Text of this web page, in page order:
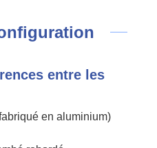
entre les
en aluminium)